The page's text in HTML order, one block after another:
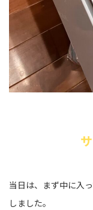
当日は、まず中に入
しました。